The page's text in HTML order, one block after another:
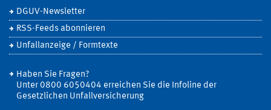
DGUV-Newsletter
RSS-Feeds abonnieren
Unfallanzeige / Formtexte
Haben Sie Fragen?
Unter 0800 6050404 erreichen Sie die Infoline der
Gesetzlichen Unfallversicherung